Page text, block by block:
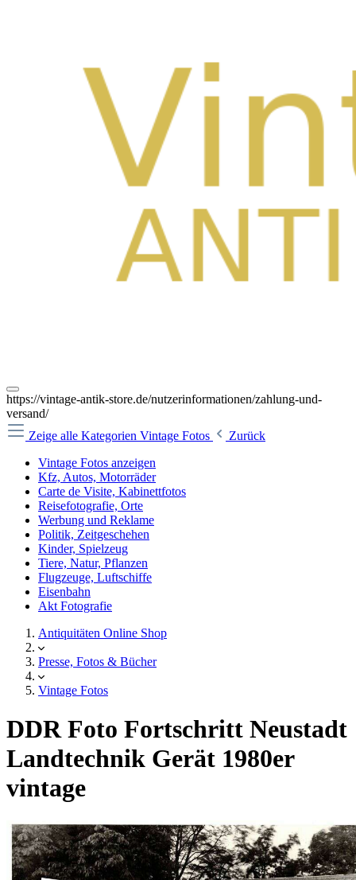
https://vintage-antik-store.de/nutzerinformationen/zahlung-und-
versand/
Zeige alle Kategorien Vintage Fotos
Zurück
Vintage Fotos anzeigen
Kfz, Autos, Motorräder
Carte de Visite, Kabinettfotos
Reisefotografie, Orte
Werbung und Reklame
Politik, Zeitgeschehen
Kinder, Spielzeug
Tiere, Natur, Pflanzen
Flugzeuge, Luftschiffe
Eisenbahn
Akt Fotografie
Antiquitäten Online Shop
Presse, Fotos & Bücher
Vintage Fotos
DDR Foto Fortschritt Neustadt
Landtechnik Gerät 1980er
vintage